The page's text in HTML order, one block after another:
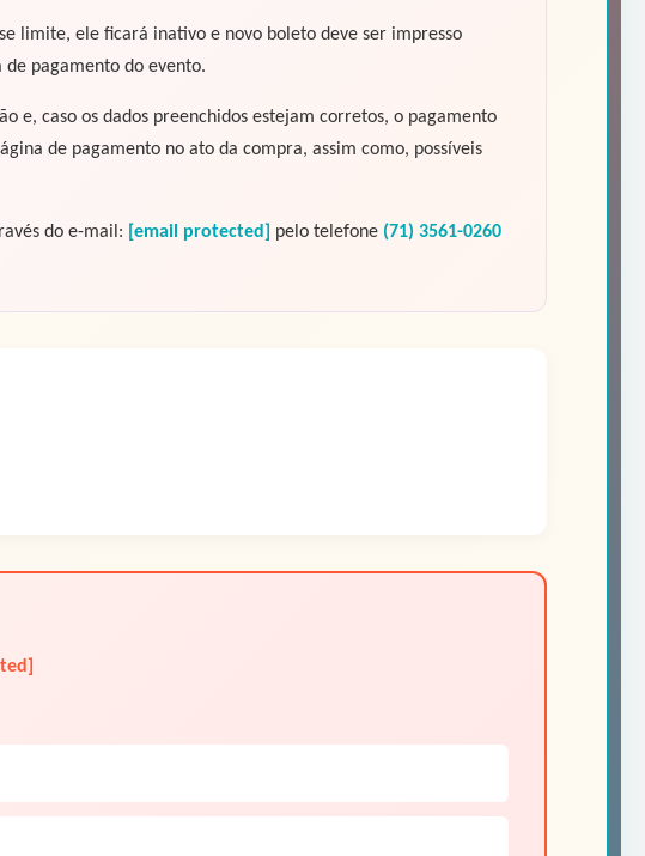
limite, ele ficará inativo e novo boleto deve ser impresso
pagamento do evento.
e, caso os dados preenchidos estejam corretos, o pagamento
de pagamento no ato da compra, assim como, possíveis
do e-mail: [email protected] pelo telefone (71) 3561-0260